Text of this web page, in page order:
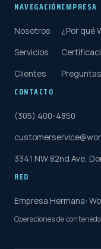
NAVEGACIÓN
Nosotros
Servicios
Clientes
EMPRESA
¿Por qué
Preguntas
CONTACTO
(305) 400-4850
3341 NW 82nd Ave,
RED
Empresa Hermana:
Operaciones de